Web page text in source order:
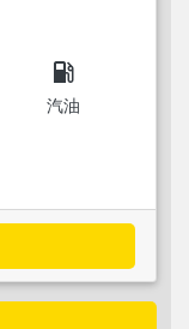
local_gas_station
汽油